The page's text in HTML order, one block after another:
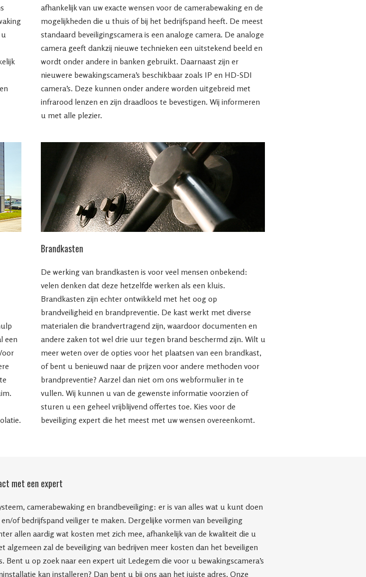
afhankelijk van uw exacte wensen voor de camerabewaking en de
mogelijkheden die u thuis of bij het bedrijfspand heeft. De meest
standaard beveiligingscamera is een analoge camera. De analoge
camera geeft dankzij nieuwe technieken een uitstekend beeld en
wordt onder andere in banken gebruikt. Daarnaast zijn er
nieuwere bewakingscamera’s beschikbaar zoals IP en HD-SDI
camera’s. Deze kunnen onder andere worden uitgebreid met
infrarood lenzen en zijn draadloos te bevestigen. Wij informeren
u met alle plezier.
een
Brandkasten
De werking van brandkasten is voor veel mensen onbekend:
velen denken dat deze hetzelfde werken als een kluis.
Brandkasten zijn echter ontwikkeld met het oog op
brandveiligheid en brandpreventie. De kast werkt met diverse
materialen die brandvertragend zijn, waardoor documenten en
andere zaken tot wel drie uur tegen brand beschermd zijn. Wilt u
meer weten over de opties voor het plaatsen van een brandkast,
of bent u benieuwd naar de prijzen voor andere methoden voor
brandpreventie? Aarzel dan niet om ons webformulier in te
vullen. Wij kunnen u van de gewenste informatie voorzien of
sturen u een geheel vrijblijvend offertes toe. Kies voor de
beveiliging expert die het meest met uw wensen overeenkomt.
met een expert
camerabewaking en brandbeveiliging: er is van alles wat u kunt doen
of bedrijfspand veiliger te maken. Dergelijke vormen van beveiliging
allen aardig wat kosten met zich mee, afhankelijk van de kwaliteit die u
algemeen zal de beveiliging van bedrijven meer kosten dan het beveiligen
Bent u op zoek naar een expert uit Ledegem die voor u bewakingscamera’s
kan installeren? Dan bent u bij ons aan het juiste adres. Onze